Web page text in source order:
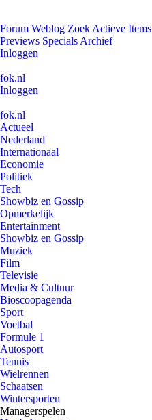
Forum Weblog Zoek Actieve Items
Previews Specials Archief
Inloggen
fok.nl
Inloggen
fok.nl
Actueel
Nederland
Internationaal
Economie
Politiek
Tech
Showbiz en Gossip
Opmerkelijk
Entertainment
Showbiz en Gossip
Muziek
Film
Televisie
Media & Cultuur
Bioscoopagenda
Sport
Voetbal
Formule 1
Autosport
Tennis
Wielrennen
Schaatsen
Wintersporten
Managerspelen